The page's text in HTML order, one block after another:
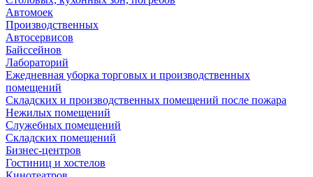
Автомоек
Производственных
Автосервисов
Байссейнов
Лабораторий
Ежедневная уборка торговых и производственных
помещений
Складских и производственных помещений после пожара
Нежилых помещений
Служебных помещений
Складских помещений
Бизнес-центров
Гостиниц и хостелов